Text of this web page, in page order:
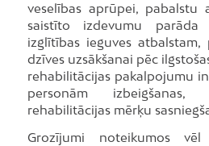
veselības aprūpei, pabalstu
saistīto izdevumu parāda
izglītības ieguves atbalstam,
dzīves uzsākšanai pēc
rehabilitācijas pakalpojumu
personām izbeigšanas,
rehabilitācijas mērķu
Grozījumi noteikumos